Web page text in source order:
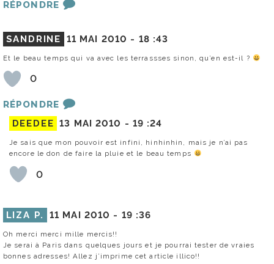
RÉPONDRE
SANDRINE 11 MAI 2010 - 18 :43
Et le beau temps qui va avec les terrassses sinon, qu’en est-il ?
0
RÉPONDRE
DEEDEE 13 MAI 2010 - 19 :24
Je sais que mon pouvoir est infini, hinhinhin, mais je n’ai pas
encore le don de faire la pluie et le beau temps
0
LIZA P. 11 MAI 2010 - 19 :36
Oh merci merci mille mercis!!
Je serai à Paris dans quelques jours et je pourrai tester de vraies
bonnes adresses! Allez j’imprime cet article illico!!